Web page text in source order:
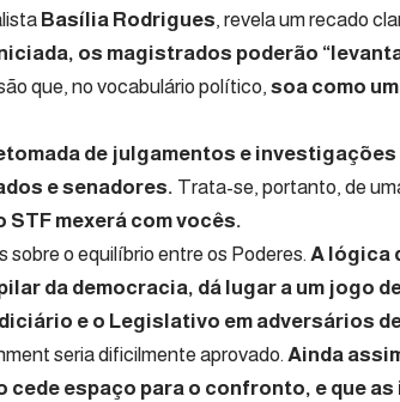
Basília Rodrigues, revela um recado
os magistrados poderão
que, no vocabulário político, soa como
de julgamentos e
e senadores. Trata-se, portanto, de
STF mexerá com vocês.
o equilíbrio entre os Poderes. A lógica
da democracia, dá lugar a um jogo
e o Legislativo em adversários
seria dificilmente aprovado. Ainda
cede espaço para o confronto, e que